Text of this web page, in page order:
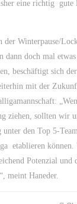
eine richtig gute
der Winterpause/
dann doch mal
beschäftigt sich
mit der
ziehen, sollten wir
den Top 5-
etablieren können.
Potenzial und
meint Haneder.